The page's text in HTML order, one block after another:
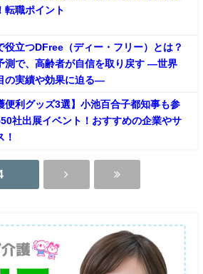
転職ポイント
役立つDFree（ディー・フリー）とは？
測で、高齢者が自信を取り戻す ―世界
の実績や効果に迫る―
便利グッズ3選】小池百合子都知事も参
社出展イベント！おすすめの企業やサ
！